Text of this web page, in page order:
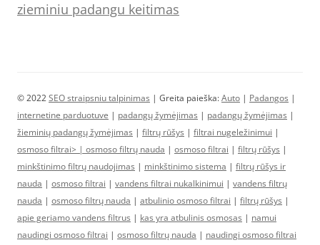
zieminiu padangu keitimas
© 2022SEO straipsniu talpinimas | Greita paieška:Auto | Padangos |
internetine parduotuve | padangų žymėjimas | padangų žymėjimas |
žieminių padangų žymėjimas | filtrų rūšys | filtrai nugeležinimui |
osmoso filtrai> | osmoso filtrų nauda | osmoso filtrai | filtrų rūšys |
minkštinimo filtrų naudojimas | minkštinimo sistema | filtrų rūšys ir
nauda | osmoso filtrai | vandens filtrai nukalkinimui | vandens filtrų
nauda | osmoso filtrų nauda | atbulinio osmoso filtrai | filtrų rūšys |
apie geriamo vandens filtrus | kas yra atbulinis osmosas | namui
naudingi osmoso filtrai | osmoso filtrų nauda | naudingi osmoso filtrai